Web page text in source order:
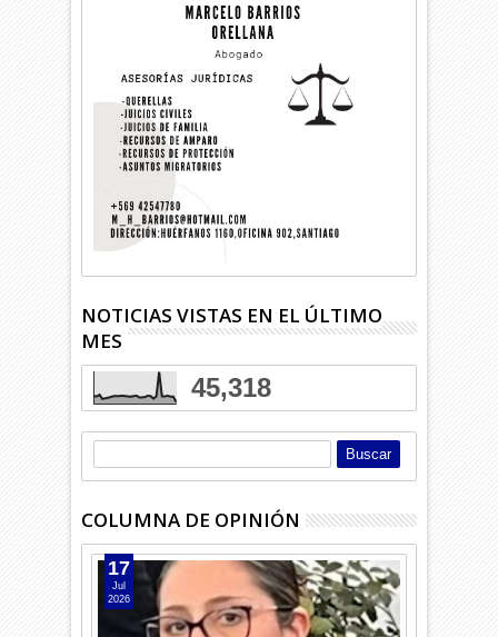
NOTICIAS VISTAS EN EL ÚLTIMO
MES
45,318
COLUMNA DE OPINIÓN
17
Jul
2026